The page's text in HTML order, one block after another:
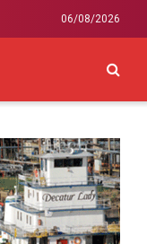
06/08/2026